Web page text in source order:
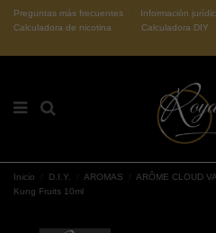
Preguntas más frecuentes Información
Calculadora de nicotina
Calculadora DIY
Inicio D.I.Y. AROMAS ARÔME CLOUD
Kung Fruits 10ml